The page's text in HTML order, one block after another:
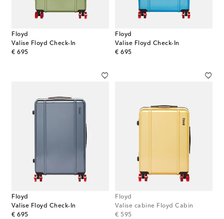
Floyd
Valise Floyd Check-In
€ 695
original price
Floyd
Valise Floyd Check-In
€ 695
original price
Floyd
Valise Floyd Check-In
€ 695
original price
Floyd
Valise cabine Floyd Cabin
€ 595
original price